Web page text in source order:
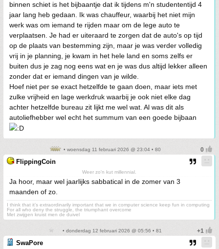
binnen schiet is het bijbaantje dat ik tijdens m'n studententijd 4
jaar lang heb gedaan. Ik was chauffeur, waarbij het niet mijn
werk was om iemand te rijden maar om de lege auto te
verplaatsen. Je had er uiteraard te zorgen dat de auto's op tijd
op de plaats van bestemming zijn, maar je was verder volledig
vrij in je planning, je kwam in het hele land en soms zelfs er
buiten dus je zag nog eens wat en je was dus altijd lekker alleen
zonder dat er iemand dingen van je wilde.
Hoef niet per se exact hetzelfde te gaan doen, maar iets met
zulke vrijheid en lage werkdruk waarbij je ook niet elke dag
achter hetzelfde bureau zit lijkt me wel wat. Al was dit als
autoliefhebber wel echt het summum van een goede bijbaan
• woensdag 11 februari 2026 @ 23:04 • 80
FlippingCoin
Weer zo'n kut millennial.
Ja hoor, maar wel jaarlijks sabbatical in de zomer van 3
maanden of zo.
I think that it’s extraordinarily important that we in computer science keep fun in computing
For all who deny the struggle, the triumphant overcome
Met zwijgen kruist men de duivel
• donderdag 12 februari 2026 @ 05:56 • 81
SwaPore